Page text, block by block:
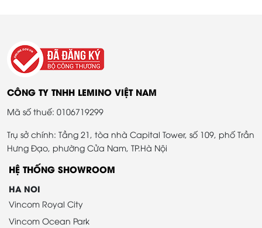
CÔNG TY TNHH LEMINO VIỆT NAM
Mã số thuế: 0106719299
Trụ sở chính: Tầng 21, tòa nhà Capital Tower, số 109, phố Trần
Hưng Đạo, phường Cửa Nam, TP.Hà Nội
HỆ THỐNG SHOWROOM
HA NOI
Vincom Royal City
Vincom Ocean Park